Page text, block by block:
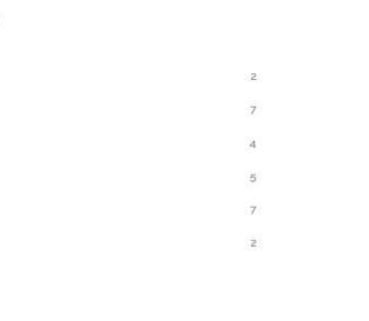
2
7
4
5
7
2